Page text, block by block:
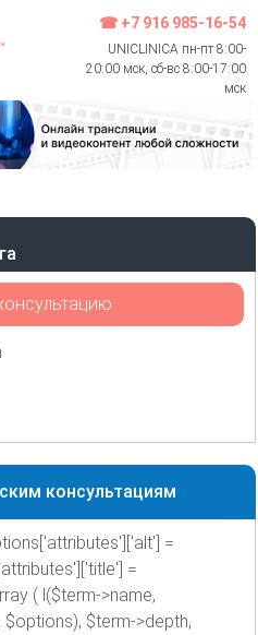
☎ +7 916 985-16-54
UNICLINICA пн-пт 8:00-
20:00 мск, сб-вс 8:00-17:00
мск
консультациям
=
=
( l($term->name,
$term->depth,